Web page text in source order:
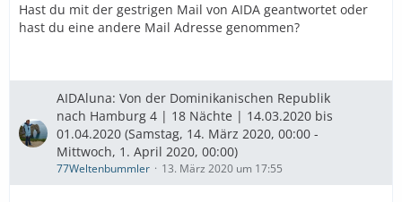
Hast du mit der gestrigen Mail von AIDA geantwortet oder
hast du eine andere Mail Adresse genommen?
AIDAluna: Von der Dominikanischen Republik
nach Hamburg 4 | 18 Nächte | 14.03.2020 bis
01.04.2020 (Samstag, 14. März 2020, 00:00 -
Mittwoch, 1. April 2020, 00:00)
77Weltenbummler 13. März 2020 um 17:55